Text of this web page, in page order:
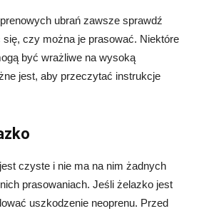
ubrań zawsze sprawdź
czy można je prasować. Niektóre
być wrażliwe na wysoką
jest, aby przeczytać instrukcje
czyste i nie ma na nim żadnych
prasowaniach. Jeśli żelazko jest
uszkodzenie neoprenu. Przed